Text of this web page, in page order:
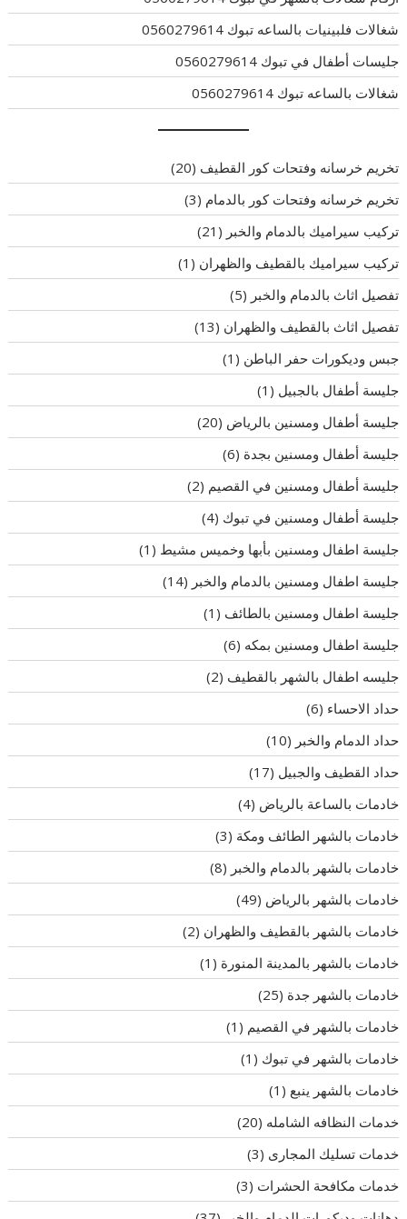
شغالات فلبينيات بالساعه تبوك 0560279614
جليسات أطفال في تبوك 0560279614
شغالات بالساعه تبوك 0560279614
تخريم خرسانه وفتحات كور القطيف (20)
تخريم خرسانه وفتحات كور بالدمام (3)
تركيب سيراميك بالدمام والخبر (21)
تركيب سيراميك بالقطيف والظهران (1)
تفصيل اثاث بالدمام والخبر (5)
تفصيل اثاث بالقطيف والظهران (13)
جبس وديكورات حفر الباطن (1)
جليسة أطفال بالجبيل (1)
جليسة أطفال ومسنين بالرياض (20)
جليسة أطفال ومسنين بجدة (6)
جليسة أطفال ومسنين في القصيم (2)
جليسة أطفال ومسنين في تبوك (4)
جليسة اطفال ومسنين بأبها وخميس مشيط (1)
جليسة اطفال ومسنين بالدمام والخبر (14)
جليسة اطفال ومسنين بالطائف (1)
جليسة اطفال ومسنين بمكه (6)
جليسه اطفال بالشهر بالقطيف (2)
حداد الاحساء (6)
حداد الدمام والخبر (10)
حداد القطيف والجبيل (17)
خادمات بالساعة بالرياض (4)
خادمات بالشهر الطائف ومكة (3)
خادمات بالشهر بالدمام والخبر (8)
خادمات بالشهر بالرياض (49)
خادمات بالشهر بالقطيف والظهران (2)
خادمات بالشهر بالمدينة المنورة (1)
خادمات بالشهر جدة (25)
خادمات بالشهر في القصيم (1)
خادمات بالشهر في تبوك (1)
خادمات بالشهر ينبع (1)
خدمات النظافه الشامله (20)
خدمات تسليك المجارى (3)
خدمات مكافحة الحشرات (3)